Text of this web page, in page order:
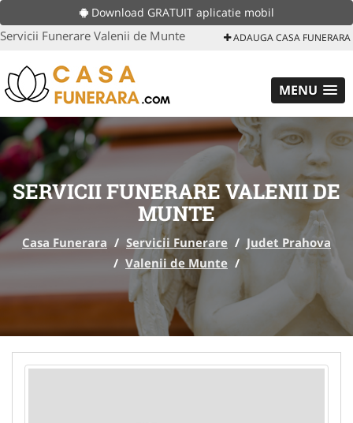
Download GRATUIT aplicatie mobil
Servicii Funerare Valenii de Munte ADAUGA CASA FUNERARA
MENU
SERVICII FUNERARE VALENII DE
MUNTE
Casa Funerara / Servicii Funerare / Judet Prahova
/ Valenii de Munte /